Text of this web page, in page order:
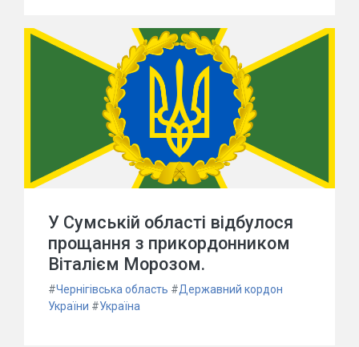
У Сумській області відбулося
прощання з прикордонником
Віталієм Морозом.
#Чернігівська область #Державний кордон
України #Україна